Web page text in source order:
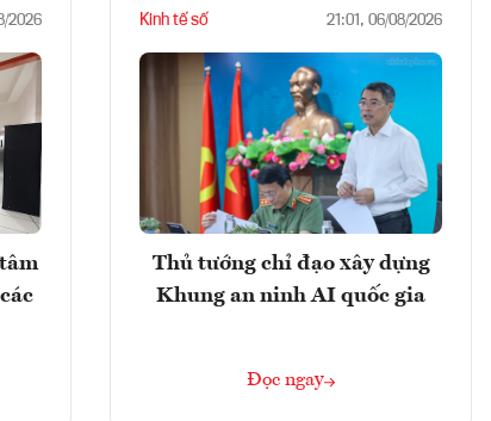
2026 Kinh tế số 21:01, 06/08/2026
Thủ tướng chỉ đạo xây dựng
Khung an ninh AI quốc gia
Đọc ngay